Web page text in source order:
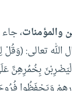
والمؤمنات،
الله تعالى: